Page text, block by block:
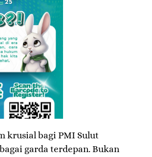
krusial bagi PMI Sulut
garda terdepan. Bukan